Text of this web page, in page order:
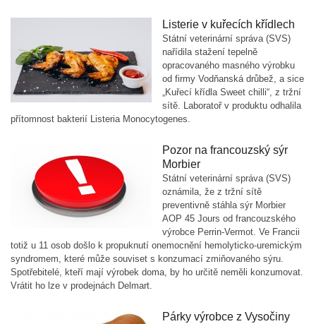
Listerie v kuřecích křídlech
Státní veterinární správa (SVS)
nařídila stažení tepelně
opracovaného masného výrobku
od firmy Vodňanská drůbež, a sice
„Kuřecí křídla Sweet chilli“, z tržní
sítě. Laboratoř v produktu odhalila
přítomnost bakterií Listeria Monocytogenes.
Pozor na francouzský sýr
Morbier
Státní veterinární správa (SVS)
oznámila, že z tržní sítě
preventivně stáhla sýr Morbier
AOP 45 Jours od francouzského
výrobce Perrin-Vermot. Ve Francii
totiž u 11 osob došlo k propuknutí onemocnění hemolyticko-uremickým
syndromem, které může souviset s konzumací zmiňovaného sýru.
Spotřebitelé, kteří mají výrobek doma, by ho určitě neměli konzumovat.
Vrátit ho lze v prodejnách Delmart.
Párky výrobce z Vysočiny